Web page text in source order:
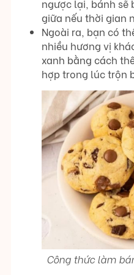
ngược lại, bánh sẽ
giữa nếu thời gian
Ngoài ra, bạn có
nhiều hương vị
xanh bằng cách
hợp trong lúc trộn
Công thức làm